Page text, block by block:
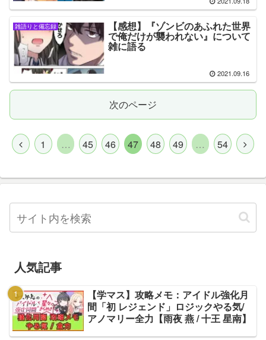
雑語りと備忘録 【感想】『ゾンビのあふれた世界
で俺だけが襲われない』について
雑に語る
2021.09.16
次のページ
1 … 45 46 47 48 49 … 54
人気記事
【学マス】攻略メモ：アイドル強化月
間「初 レジェンド」ロジックやる気/
アノマリー全力【雨夜 燕 / 十王 星南】